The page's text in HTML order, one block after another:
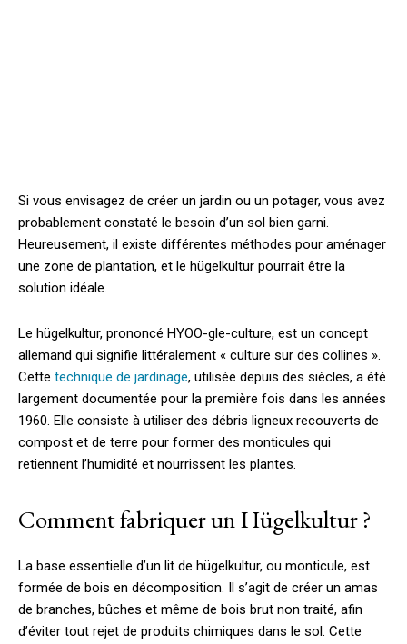
Si vous envisagez de créer un jardin ou un potager, vous avez
probablement constaté le besoin d’un sol bien garni.
Heureusement, il existe différentes méthodes pour aménager
une zone de plantation, et le hügelkultur pourrait être la
solution idéale.
Le hügelkultur, prononcé HYOO-gle-culture, est un concept
allemand qui signifie littéralement « culture sur des collines ».
Cette technique de jardinage, utilisée depuis des siècles, a été
largement documentée pour la première fois dans les années
1960. Elle consiste à utiliser des débris ligneux recouverts de
compost et de terre pour former des monticules qui
retiennent l’humidité et nourrissent les plantes.
Comment fabriquer un Hügelkultur ?
La base essentielle d’un lit de hügelkultur, ou monticule, est
formée de bois en décomposition. Il s’agit de créer un amas
de branches, bûches et même de bois brut non traité, afin
d’éviter tout rejet de produits chimiques dans le sol. Cette